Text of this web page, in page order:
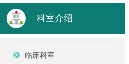
科室介绍
临床科室